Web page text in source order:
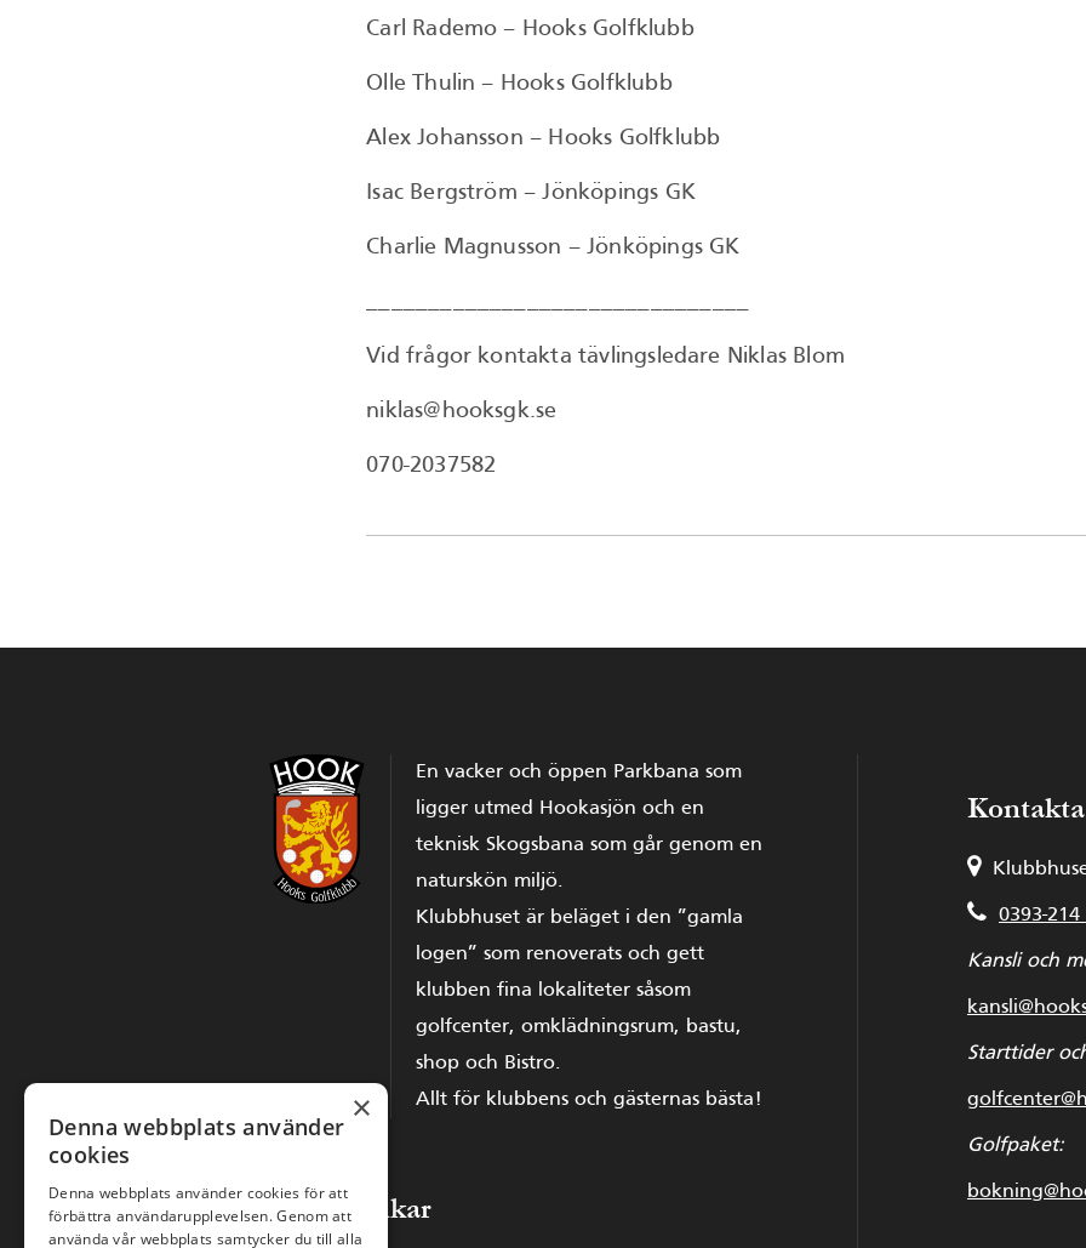
Carl Rademo – Hooks Golfklubb
Olle Thulin – Hooks Golfklubb
Alex Johansson – Hooks Golfklubb
Isac Bergström – Jönköpings GK
Charlie Magnusson – Jönköpings GK
Vid frågor kontakta tävlingsledare Niklas Blom
niklas@hooksgk.se
070-2037582
En vacker och öppen Parkbana som
ligger utmed Hookasjön och en
teknisk Skogsbana som går genom en
naturskön miljö.
Klubbhuset är beläget i den ”gamla
logen” som renoverats och gett
klubben fina lokaliteter såsom
golfcenter, omklädningsrum, bastu,
shop och Bistro.
Allt för klubbens och gästernas bästa!
Snabblänkar
Kontakta
0393-214
Kansli och
Starttider
Golfpaket:
×
Denna webbplats använder
cookies
Denna webbplats använder cookies för att
förbättra användarupplevelsen. Genom att
använda vår webbplats samtycker du till alla